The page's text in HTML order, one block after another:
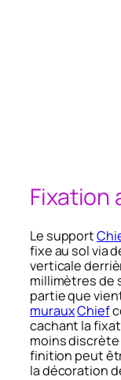
Fixation
Le support
fixe au sol via
verticale
millimètres de
partie que
murauxChief
cachant la
moins discrète
finition peut
la décoration